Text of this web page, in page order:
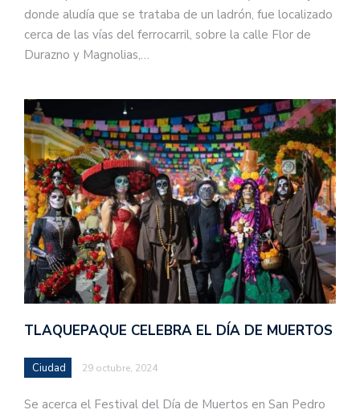
donde aludía que se trataba de un ladrón, fue localizado
cerca de las vías del ferrocarril, sobre la calle Flor de
Durazno y Magnolias,…
TLAQUEPAQUE CELEBRA EL DÍA DE MUERTOS
Ciudad 29 octubre, 2024
Se acerca el Festival del Día de Muertos en San Pedro